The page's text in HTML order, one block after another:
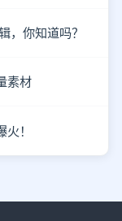
，你知道吗？
素材
！